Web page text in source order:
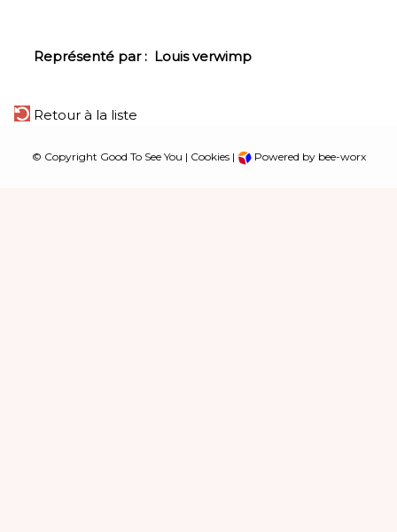
Représenté par : Louis verwimp
Retour à la liste
© Copyright Good To See You | Cookies| Powered by bee-worx